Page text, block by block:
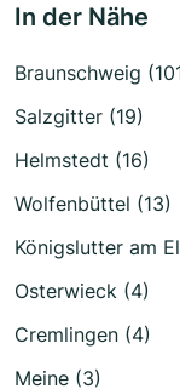
In der Nähe
Braunschweig
Salzgitter (19)
Helmstedt (16)
Wolfenbüttel (13)
Königslutter am
Osterwieck (4)
Cremlingen (4)
Meine (3)